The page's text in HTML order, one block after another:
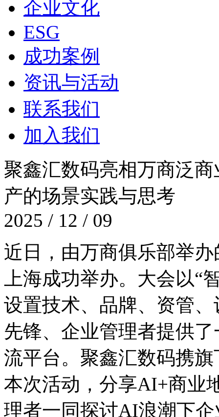
企业文化
ESG
成功案例
资讯与活动
联系我们
加入我们
聚鑫汇数码亮相万商泛商
产的场景实践与思考
2025 / 12 / 09
近日，由万商俱乐部
上海成功举办。大会以“
设置技术、品牌、资管
先锋、企业管理者提供
流平台。聚鑫汇数码携
本次活动，分享AI+商业
理者一同探讨AI浪潮下